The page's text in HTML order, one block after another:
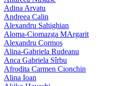
Adina Arvatu
Andreea Calin
Alexandru Sahighian
Aloma-Ciomazga MArgarit
Alexandru Cormos
Alina-Gabriela Rudeanu
Anca Gabriela Sîrbu
Afrodita Carmen Cionchin
Alina Ioan